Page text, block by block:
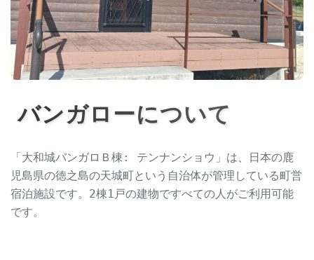
バンガローについて
「大和城バンガロＢ棟: テンナンショウ」は、日本の鹿
児島県の徳之島の天城町という自治体が管理している町営
宿泊施設です。2棟1戸の建物ですべての人がご利用可能
です。